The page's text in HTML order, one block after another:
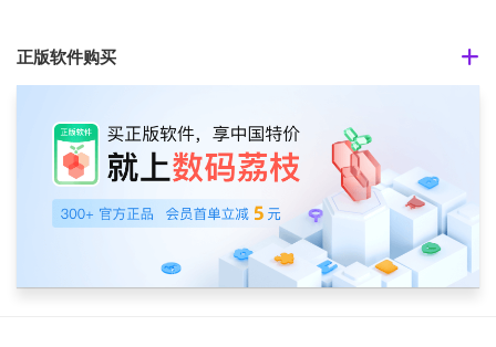
正版软件购买